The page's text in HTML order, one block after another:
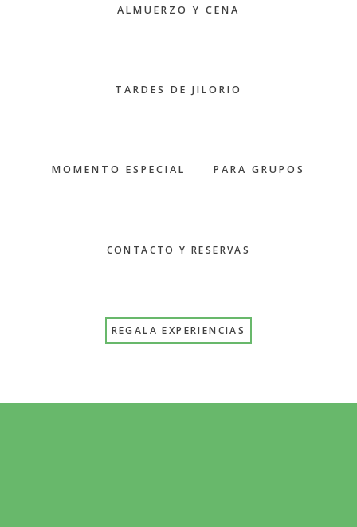
ALMUERZO Y CENA
TARDES DE JILORIO
MOMENTO ESPECIAL PARA GRUPOS
CONTACTO Y RESERVAS
REGALA EXPERIENCIAS